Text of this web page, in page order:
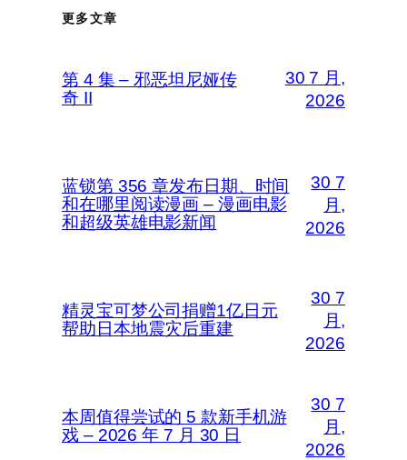
更多文章
第 4 集 – 邪恶坦尼娅传
奇 II
30 7 月,
2026
蓝锁第 356 章发布日期、时间
和在哪里阅读漫画 – 漫画电影
和超级英雄电影新闻
30 7
月,
2026
精灵宝可梦公司捐赠1亿日元
帮助日本地震灾后重建
30 7
月,
2026
本周值得尝试的 5 款新手机游
戏 – 2026 年 7 月 30 日
30 7
月,
2026